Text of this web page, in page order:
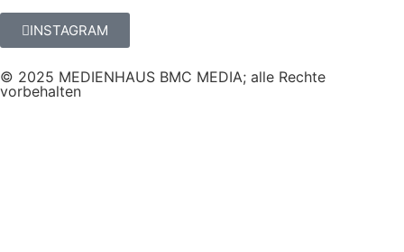
INSTAGRAM
© 2025 MEDIENHAUS BMC MEDIA; alle Rechte
vorbehalten